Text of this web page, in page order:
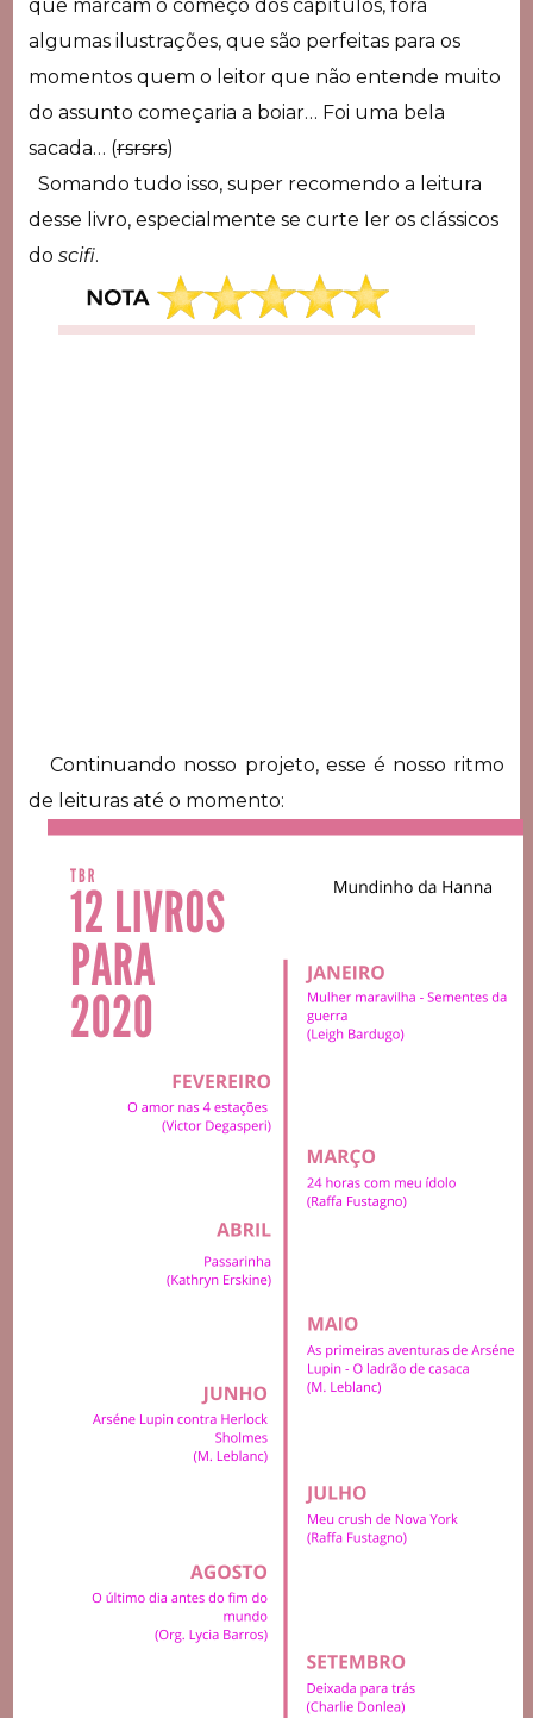
que marcam o começo dos capítulos, fora
algumas ilustrações, que são perfeitas para os
momentos quem o leitor que não entende muito
do assunto começaria a boiar… Foi uma bela
sacada… (rsrsrs)
Somando tudo isso, super recomendo a leitura
desse livro, especialmente se curte ler os clássicos
do scifi.
Continuando nosso projeto, esse é nosso ritmo
de leituras até o momento: